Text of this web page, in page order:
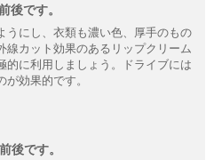
後です。
うにし、衣類も濃い色、厚手のもの
線カット効果のあるリップクリーム
的に利用しましょう。ドライブには
効果的です。
後です。